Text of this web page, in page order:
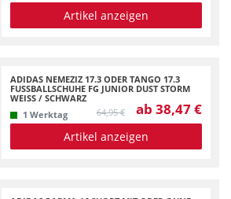
Artikel anzeigen
ADIDAS NEMEZIZ 17.3 ODER TANGO 17.3
FUSSBALLSCHUHE FG JUNIOR DUST STORM W
EISS / SCHWARZ
1 Werktag 64,95 € ab 38,47 €
Artikel anzeigen